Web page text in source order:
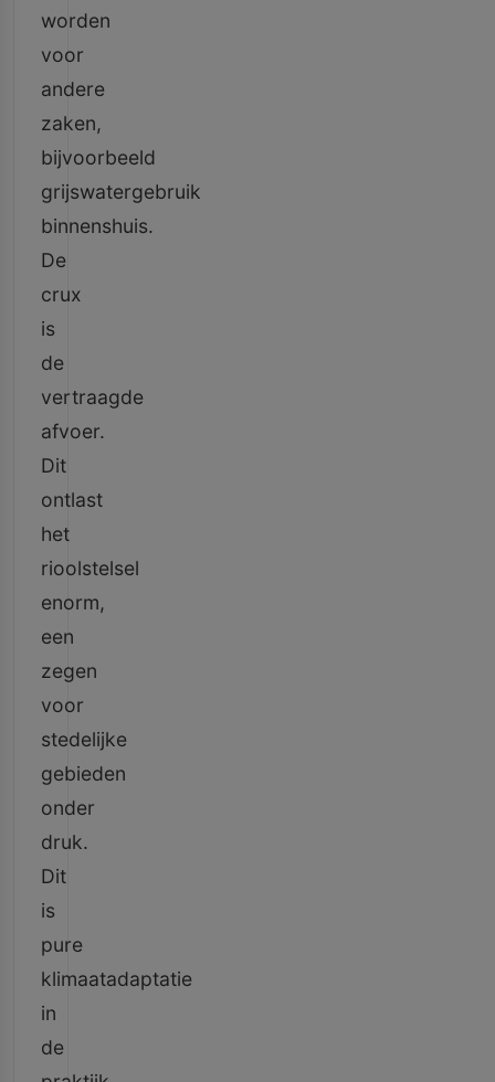
worden
voor
andere
zaken,
bijvoorbeeld
grijswatergebruik
binnenshuis.
De
crux
is
de
vertraagde
afvoer.
Dit
ontlast
het
rioolstelsel
enorm,
een
zegen
voor
stedelijke
gebieden
onder
druk.
Dit
is
pure
klimaatadaptatie
in
de